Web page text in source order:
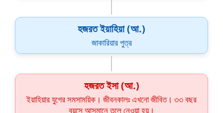
হজরত ইয়াহিয়া (আ.)
জাকারিয়ার পুত্র
হজরত ইসা (আ.)
ইয়াহিয়ার যুগের সমসাময়িক। জীবনকালঃ এখনো জীবিত। ৩৩ বছর
বয়সে আসমানে তুলে নেওয়া হয়।